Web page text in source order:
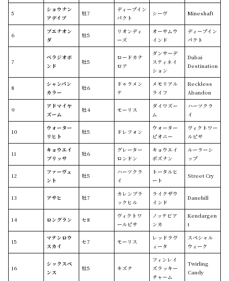
5
ショウナン
アデイブ
牡7
ディープイン
パクト
シーヴ Mineshaft
6
ブエナオン
ダ
牡5
リオンディ
ーズ
オーサムウ
インド
ディープイン
パクト
7
ベラジオボ
ンド
牡5
ロードカナ
ロア
ダンサーデ
スティネイ
ション
Dubai
Destination
8
シャンパン
カラー
牡6
ドゥラメン
テ
メモリアル
ライフ
Reckless
Abandon
9
アドマイヤ
ズーム
牡4 モーリス
ダイワズー
ム
ハーツクラ
イ
10
ウォーター
リヒト
牡5 ドレフォン
ウォーター
ピオニー
ヴィクトワー
ルピサ
11
キョウエイ
ブリッサ
牡6
グレーター
ロンドン
キョウエイ
ポズナン
ルーラーシ
ップ
12
ファーヴェ
ント
牡5
ハーツクラ
イ
トータルヒ
ート
Street Cry
13 アサヒ 牡7
カレンブラ
ックヒル
ライクザウ
インド
Danehill
14 ロングラン セ8
ヴィクトワ
ールピサ
ノッテビア
ンカ
Kendargen
t
15
マテンロウ
スカイ
セ7 モーリス
レッドラヴ
ィータ
スペシャル
ウィーク
16
シックスペ
ンス
牡5 キズナ
フィンレイ
ズラッキー
チャーム
Twirling
Candy